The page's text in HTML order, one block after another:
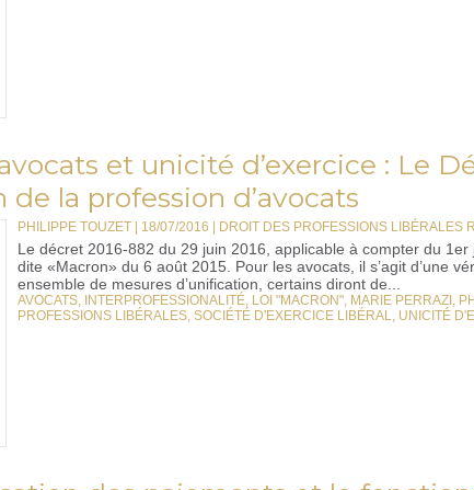
et unicité d’exercice : Le
la profession d’avocats
PHILIPPE TOUZET | 18/07/2016 DROIT DES PROFESSIONS LIBÉRALES
Le décret 2016-882 du 29 juin 2016, applicable à compter du
dite «Macron» du 6 août 2015. Pour les avocats, il s’agit d’une
ensemble de mesures d’unification, certains diront de...
AVOCATS, INTERPROFESSIONALITÉ, LOI "MACRON", MARIE PERRAZI ,
PROFESSIONS LIBÉRALES, SOCIÉTÉ D'EXERCICE LIBÉRAL, UNICITÉ